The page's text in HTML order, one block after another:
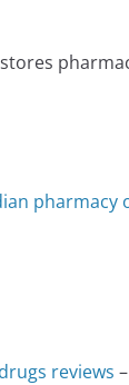
pharmacy
reviews